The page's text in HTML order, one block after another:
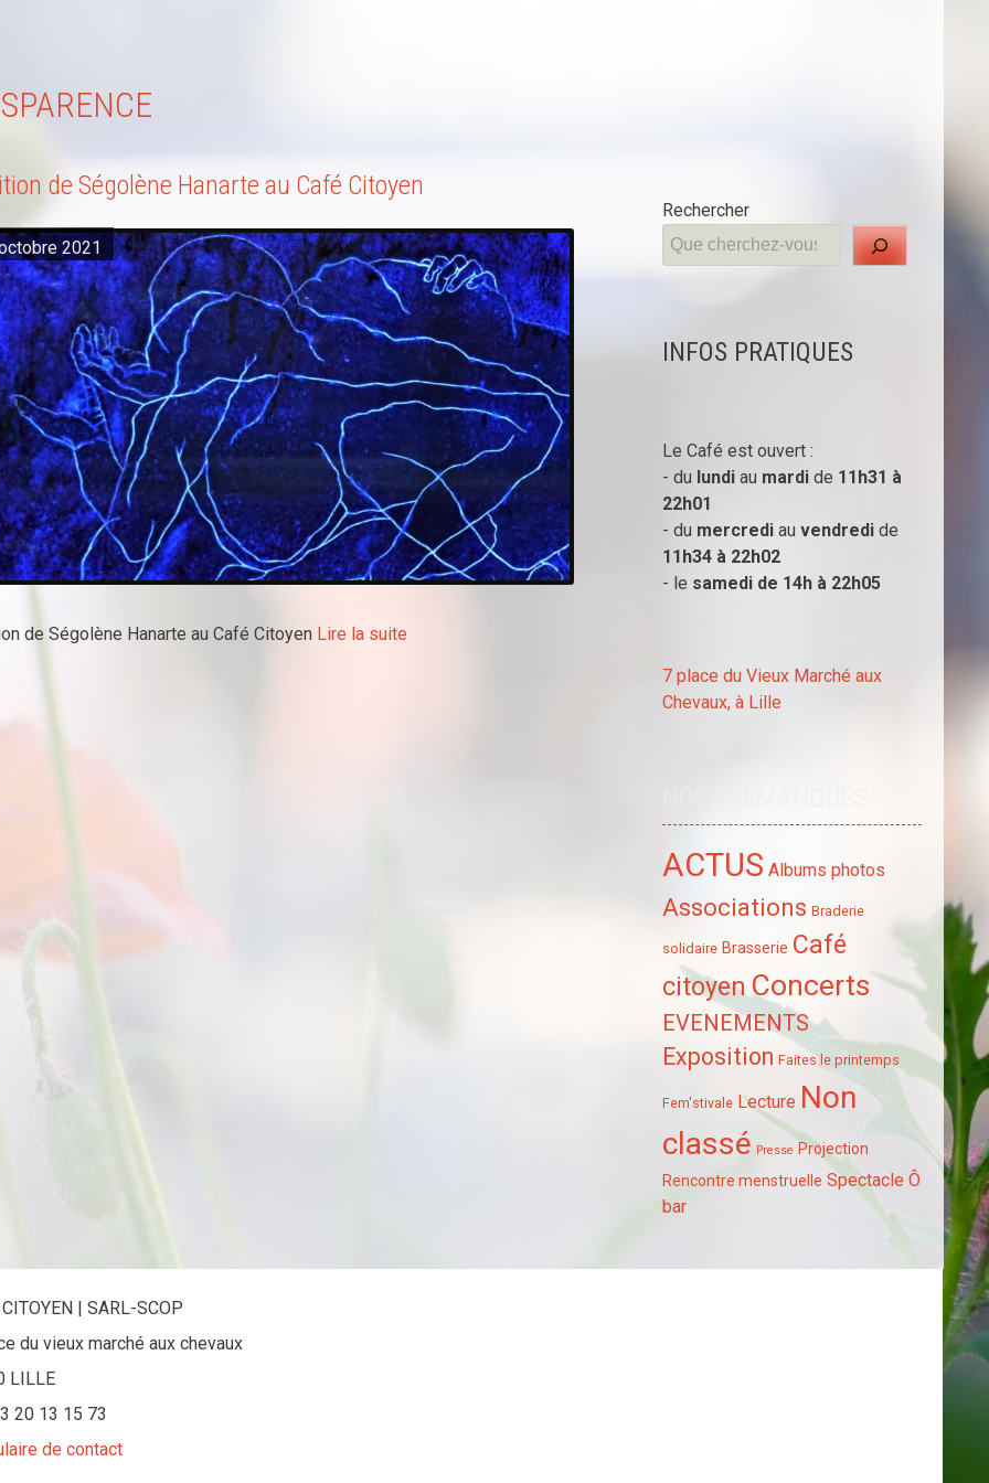
de Ségolène Hanarte au Café Citoyen
2021
de Ségolène Hanarte au Café Citoyen Lire la suite
Rechercher
INFOS PRATIQUES
Le Café est ouvert :
- du lundiau mardide 11h31 à
22h01
- du mercrediau vendredi de
11h34 à 22h02
- le samedi de 14h à 22h05
7 place du Vieux Marché aux
Chevaux, à Lille
ACTUS Albums photos
Associations Braderie
solidaire Brasserie Café
citoyen Concerts
EVENEMENTS
Exposition Faites le printemps
Fem'stivale Lecture Non
classé Presse Projection
Rencontre menstruelle Spectacle Ô
bar
| SARL-SCOP
du vieux marché aux chevaux
LILLE
20 13 15 73
de contact